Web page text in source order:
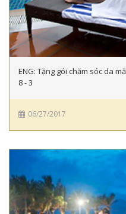
ENG: Tặng gói chăm sóc da
8 - 3
06/27/2017